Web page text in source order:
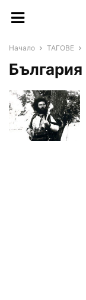
Начало ТАГОВЕ
България